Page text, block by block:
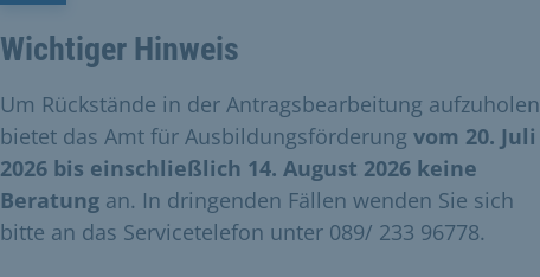
Wichtiger Hinweis
​Um Rückstände in der Antragsbearbeitung
bietet das Amt für Ausbildungsförderung vom 20. Juli
2026 bis einschließlich 14. August 2026 keine
Beratung an. In dringenden Fällen wenden Sie sich
bitte an das Servicetelefon unter 089/ 233 96778.